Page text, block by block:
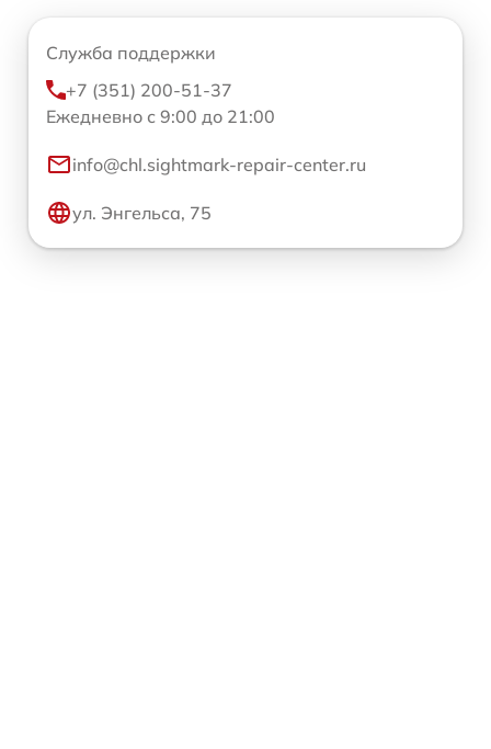
Служба поддержки
+7 (351) 200-51-37
Ежедневно с 9:00 до 21:00
info@chl.sightmark-repair-center.ru
ул. Энгельса, 75